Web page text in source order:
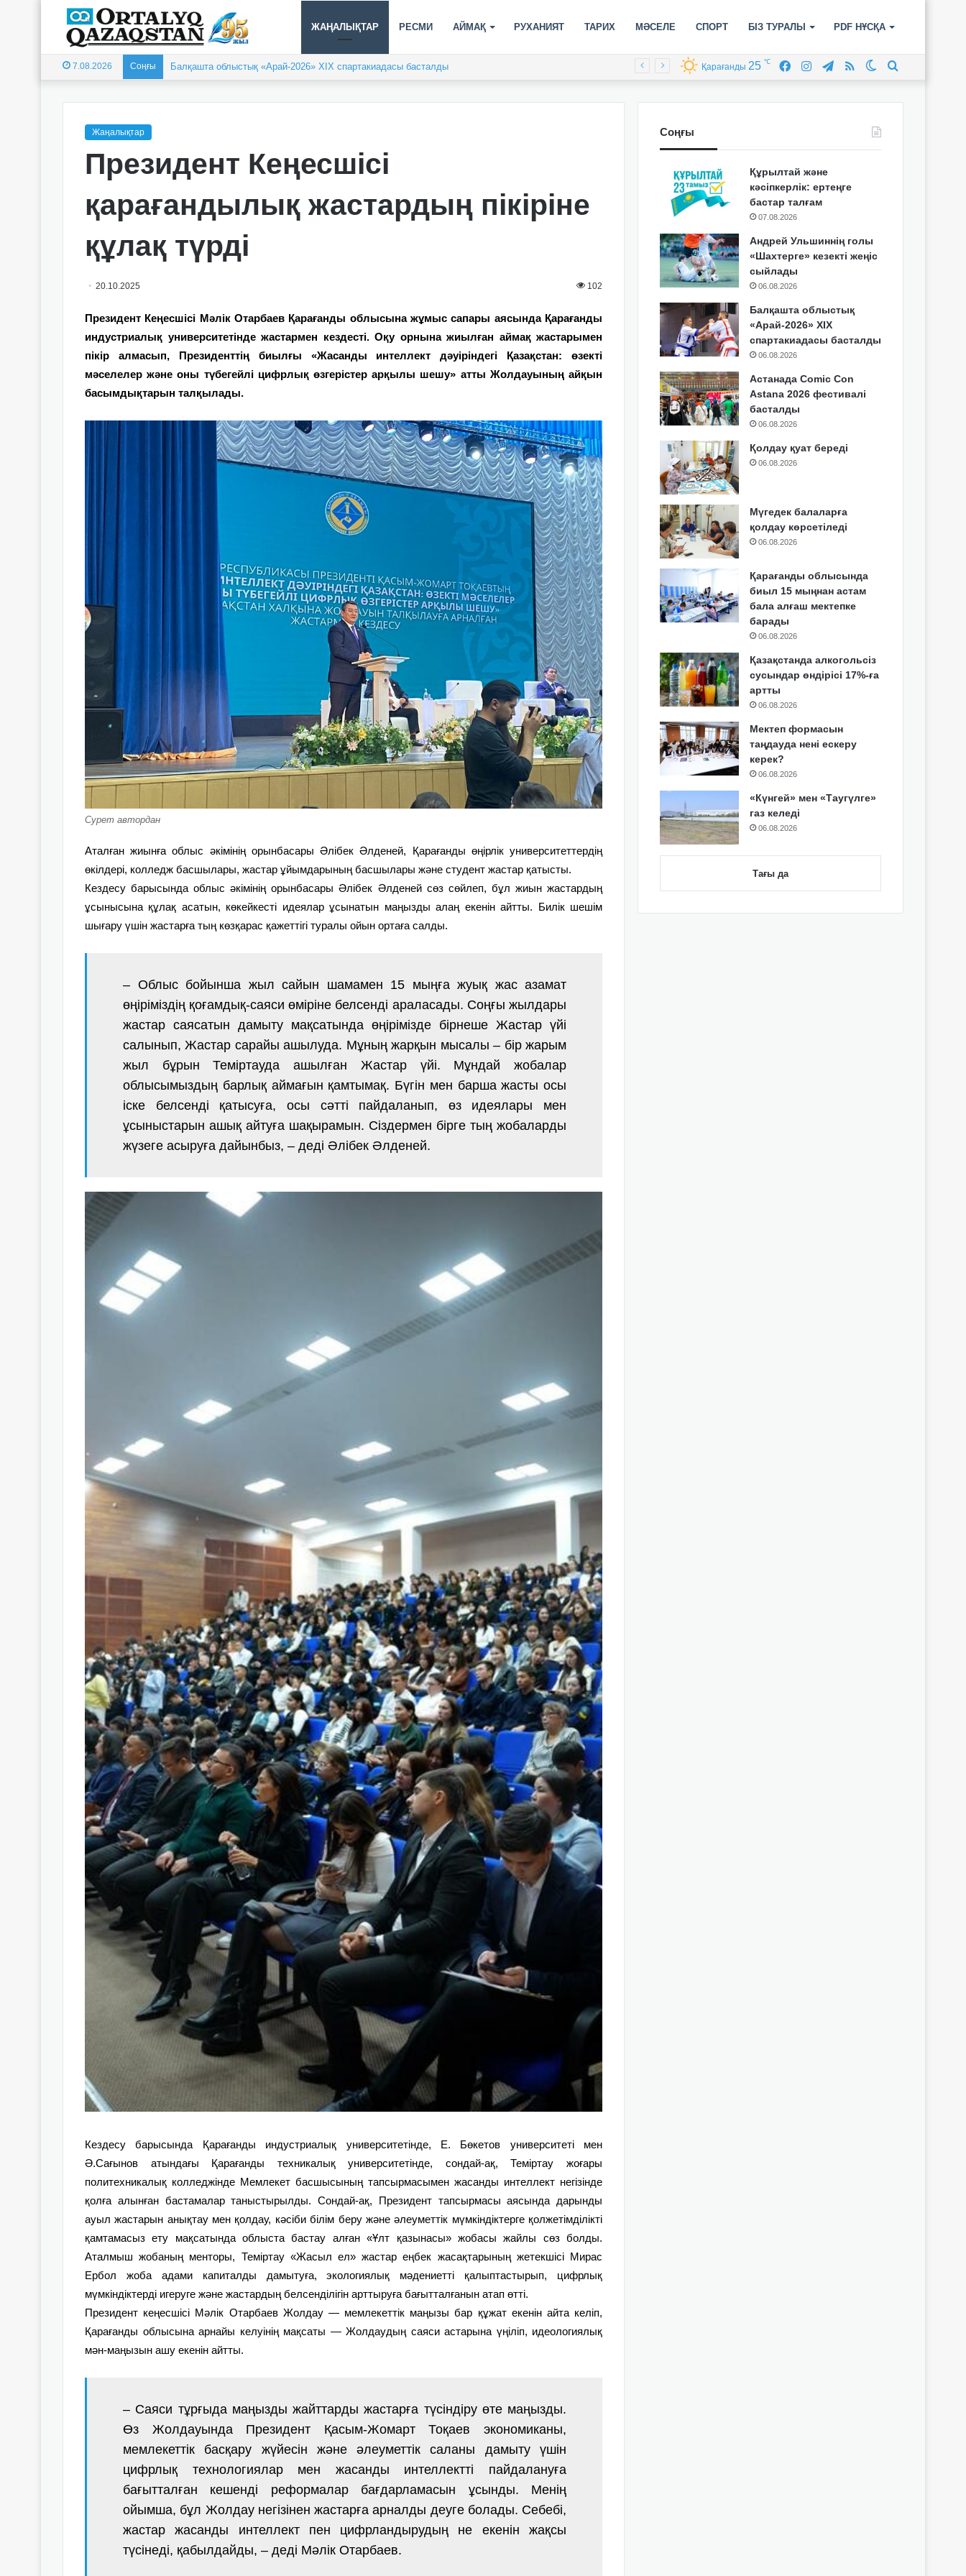
ЖАҢАЛЫҚТАР РЕСМИ АЙМАҚ РУХАНИЯТ ТАРИХ МӘСЕЛЕ СПОРТ БІЗ ТУРАЛЫ PDF НҰСҚА
7.08.2026 Соңғы Балқашта облыстық «Арай-2026» XIX спартакиадасы басталды Switch
RSS
Telegram
Instagram
Facebook
Қарағанды 25 ℃
Жаңалықтар
Президент Кеңесшісі
қарағандылық жастардың пікіріне
құлақ түрді
20.10.2025 102
Президент Кеңесшісі Мәлік Отарбаев Қарағанды облысына жұмыс сапары аясында Қарағанды
индустриалық университетінде жастармен кездесті. Оқу орнына жиылған аймақ жастарымен
пікір алмасып, Президенттің биылғы «Жасанды интеллект дәуіріндегі Қазақстан: өзекті
мәселелер және оны түбегейлі цифрлық өзгерістер арқылы шешу» атты Жолдауының айқын
басымдықтарын талқылады.
Сурет автордан
Аталған жиынға облыс әкімінің орынбасары Әлібек Әлденей, Қарағанды өңірлік университеттердің
өкілдері, колледж басшылары, жастар ұйымдарының басшылары және студент жастар қатысты.
Кездесу барысында облыс әкімінің орынбасары Әлібек Әлденей сөз сөйлеп, бұл жиын жастардың
ұсынысына құлақ асатын, көкейкесті идеялар ұсынатын маңызды алаң екенін айтты. Билік шешім
шығару үшін жастарға тың көзқарас қажеттігі туралы ойын ортаға салды.
– Облыс бойынша жыл сайын шамамен 15 мыңға жуық жас азамат
өңіріміздің қоғамдық-саяси өміріне белсенді араласады. Соңғы жылдары
жастар саясатын дамыту мақсатында өңірімізде бірнеше Жастар үйі
салынып, Жастар сарайы ашылуда. Мұның жарқын мысалы – бір жарым
жыл бұрын Теміртауда ашылған Жастар үйі. Мұндай жобалар
облысымыздың барлық аймағын қамтымақ. Бүгін мен барша жасты осы
іске белсенді қатысуға, осы сәтті пайдаланып, өз идеялары мен
ұсыныстарын ашық айтуға шақырамын. Сіздермен бірге тың жобаларды
жүзеге асыруға дайынбыз, – деді Әлібек Әлденей.
Кездесу барысында Қарағанды индустриалық университетінде, Е. Бөкетов университеті мен
Ә.Сағынов атындағы Қарағанды техникалық университетінде, сондай-ақ, Теміртау жоғары
политехникалық колледжінде Мемлекет басшысының тапсырмасымен жасанды интеллект негізінде
қолға алынған бастамалар таныстырылды. Сондай-ақ, Президент тапсырмасы аясында дарынды
ауыл жастарын анықтау мен қолдау, кәсіби білім беру және әлеуметтік мүмкіндіктерге қолжетімділікті
қамтамасыз ету мақсатында облыста бастау алған «Ұлт қазынасы» жобасы жайлы сөз болды.
Аталмыш жобаның менторы, Теміртау «Жасыл ел» жастар еңбек жасақтарының жетекшісі Мирас
Ербол жоба адами капиталды дамытуға, экологиялық мәдениетті қалыптастырып, цифрлық
мүмкіндіктерді игеруге және жастардың белсенділігін арттыруға бағытталғанын атап өтті.
Президент кеңесшісі Мәлік Отарбаев Жолдау — мемлекеттік маңызы бар құжат екенін айта келіп,
Қарағанды облысына арнайы келуінің мақсаты — Жолдаудың саяси астарына үңіліп, идеологиялық
мән-маңызын ашу екенін айтты.
– Саяси тұрғыда маңызды жайттарды жастарға түсіндіру өте маңызды.
Өз Жолдауында Президент Қасым-Жомарт Тоқаев экономиканы,
мемлекеттік басқару жүйесін және әлеуметтік саланы дамыту үшін
цифрлық технологиялар мен жасанды интеллектті пайдалануға
бағытталған кешенді реформалар бағдарламасын ұсынды. Менің
ойымша, бұл Жолдау негізінен жастарға арналды деуге болады. Себебі,
жастар жасанды интеллект пен цифрландырудың не екенін жақсы
түсінеді, қабылдайды, – деді Мәлік Отарбаев.
Соңғы
Құрылтай және
кәсіпкерлік: ертеңге
бастар талғам
07.08.2026
Андрей Ульшиннің голы
«Шахтерге» кезекті жеңіс
сыйлады
06.08.2026
Балқашта облыстық
«Арай-2026» XIX
спартакиадасы басталды
06.08.2026
Астанада Comic Con
Astana 2026 фестивалі
басталды
06.08.2026
Қолдау қуат береді
06.08.2026
Мүгедек балаларға
қолдау көрсетіледі
06.08.2026
Қарағанды облысында
биыл 15 мыңнан астам
бала алғаш мектепке
барады
06.08.2026
Қазақстанда алкогольсіз
сусындар өндірісі 17%-ға
артты
06.08.2026
Мектеп формасын
таңдауда нені ескеру
керек?
06.08.2026
«Күнгей» мен «Таугүлге»
газ келеді
06.08.2026
Тағы да